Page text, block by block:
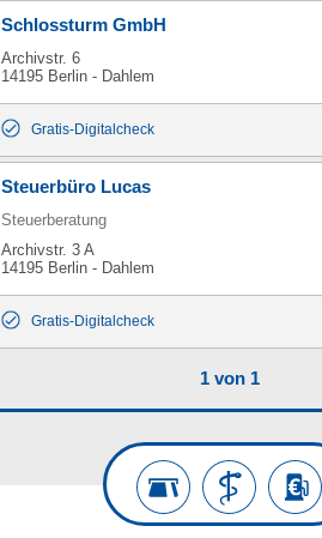
Schlossturm GmbH
Archivstr. 6
14195 Berlin - Dahlem
Gratis-Digitalcheck
Steuerbüro Lucas
Steuerberatung
Archivstr. 3 A
14195 Berlin - Dahlem
Gratis-Digitalcheck
1 von 1